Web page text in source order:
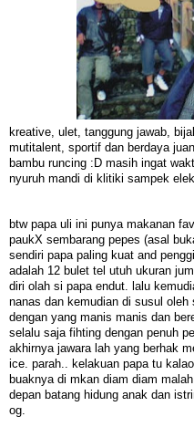
kreative, ulet, tanggung jawab,
mutitalent, sportif dan berdaya
bambu runcing :D masih ingat
nyuruh mandi di klitiki sampek
btw papa uli ini punya makanan
paukX sembarang pepes (asal
sendiri papa paling kuat and
adalah 12 bulet tel utuh ukuran
diri olah si papa endut. lalu
nanas dan kemudian di susul oleh
dengan yang manis manis dan
selalu saja fihting dengan penuh
akhirnya jawara lah yang berhak
ice. parah.. kelakuan papa tu
buaknya di mkan diam diam
depan batang hidung anak dan
og.